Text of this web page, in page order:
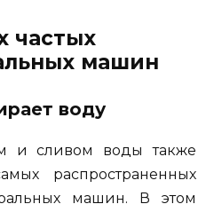
частых
машин
воду
и сливом воды также
распространенных
машин. В этом